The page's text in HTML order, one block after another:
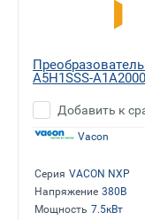
A5H1SSS-
Добавить к
Vacon
Серия VACON NXP
Напряжение 380В
Мощность 7.5кВт